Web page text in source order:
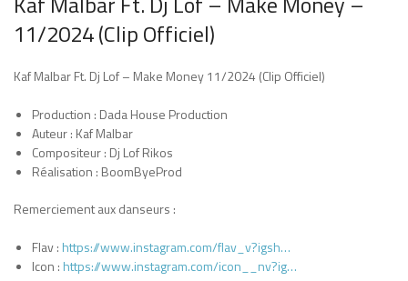
11/2024 (Clip Officiel)
Kaf Malbar Ft. Dj Lof – Make Money 11/2024 (Clip Officiel)
Production : Dada House Production
Auteur : Kaf Malbar
Compositeur : Dj Lof Rikos
Réalisation : BoomByeProd
Remerciement aux danseurs :
Flav : https://www.instagram.com/flav_v?igsh…
Icon : https://www.instagram.com/icon__nv?ig…